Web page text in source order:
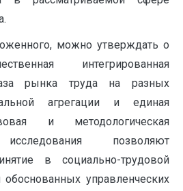
можно утверждать о
интегрированная
рынка труда на разных
агрегации и единая
и методологическая
позволяют
в социально-трудовой
обоснованных управленческих